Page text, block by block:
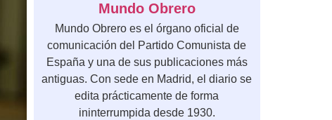
Mundo Obrero
Mundo Obrero es el órgano oficial de
comunicación del Partido Comunista de
España y una de sus publicaciones más
antiguas. Con sede en Madrid, el diario se
edita prácticamente de forma
ininterrumpida desde 1930.